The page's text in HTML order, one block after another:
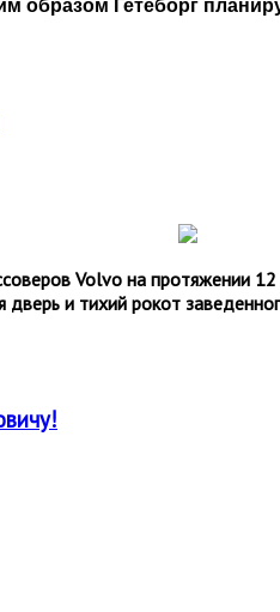
образом Гетеборг
Volvo на протяжении
и тихий рокот